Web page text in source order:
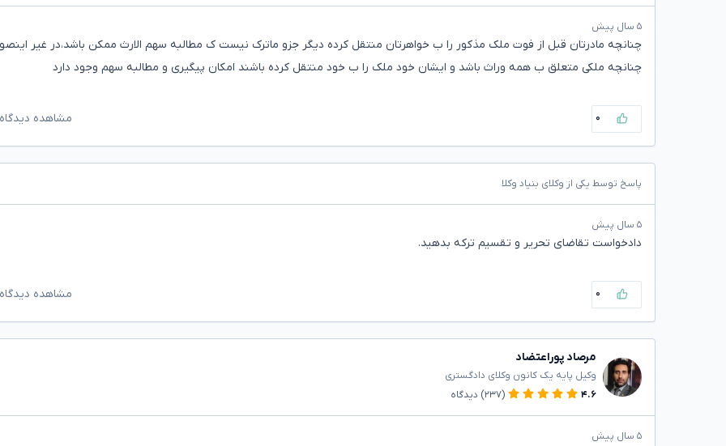
۵ سال پیش
چنانچه مادرتان قبل از فوت ملک مذکور را ب خواهرتان منتقل کرده دیگر جزو ماترک نیست ک مطالبه سهم الارث ممکن باشد،در غیر
چنانچه ملکی متعلق ب همه وراث باشد و ایشان خود ملک را ب خود منتقل کرده باشند امکان پیگیری و مطالبه سهم وجود دارد
۰ مشاهده
پاسخ توسط یکی از وکلای بنیاد وکلا
۵ سال پیش
دادخواست تقاضای تحریر و تقسیم ترکه بدهید.
۰ مشاهده
مرصاد پوراعتضاد
وکیل پایه یک کانون وکلای دادگستری
۴.۶
(۲۳۷) دیدگاه
۵ سال پیش